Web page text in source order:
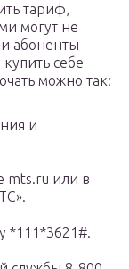
тариф,
могут не
абоненты
себе
можно так:
и
mts.ru или в
*111*3621#.